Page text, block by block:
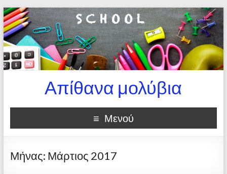
Απίθανα μολύβια
Μενού
Μήνας: Μάρτιος 2017